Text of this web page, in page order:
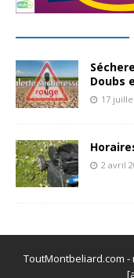
Doubs
17
2 avril
ToutMontbeliard.com